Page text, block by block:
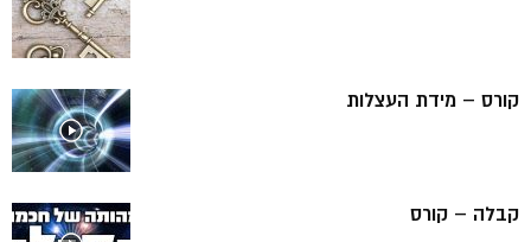
קורס – מידת העצלות
קבלה – קורס